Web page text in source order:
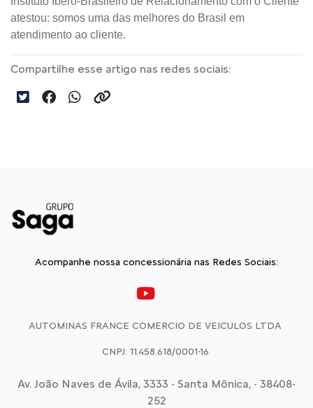
atestou: somos uma das melhores do Brasil em
atendimento ao cliente.
Compartilhe esse artigo nas redes sociais:
Acompanhe nossa concessionária nas Redes Sociais:
AUTOMINAS FRANCE COMERCIO DE VEICULOS LTDA
CNPJ: 11.458.618/0001-16
Av. João Naves de Ávila, 3333 - Santa Mônica, - 38408-
252